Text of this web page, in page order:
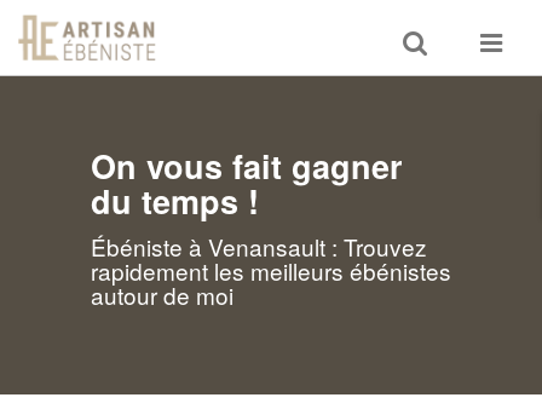
Toggle
search
Toggle
On vous fait gagner
du temps !
Ébéniste à Venansault : Trouvez
rapidement les meilleurs ébénistes
autour de moi